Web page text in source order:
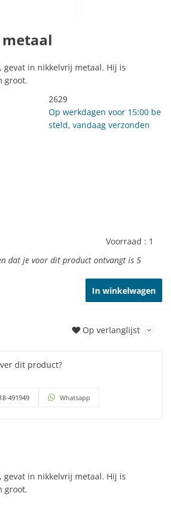
gevat in nikkelvrij metaal. Hij is
groot.
2629
Op werkdagen voor 15:00 be
steld, vandaag verzonden
Voorraad : 1
dat je voor dit product ontvangt is 5
In winkelwagen
Op verlanglijst
dit product?
491949 Whatsapp
gevat in nikkelvrij metaal. Hij is
groot.